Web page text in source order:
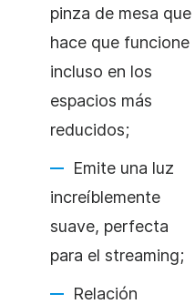
pinza de mesa que
hace que funcione
incluso en los
espacios más
reducidos;
Emite una luz
increíblemente
suave, perfecta
para el streaming;
Relación